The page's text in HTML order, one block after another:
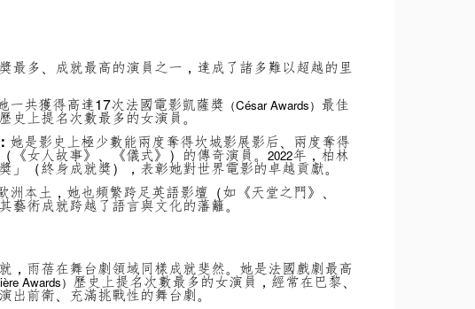
最多、成就最高的演員之一，達成了諸多難以超越的里
一共獲得高達17次法國電影凱薩獎 （César Awards） 最佳
史上提名次數最多的女演員。
她是影史上極少數能兩度奪得坎城影展影后、兩度奪得
《女人故事》、《儀式》）的傳奇演員。2022年，柏林
」（終身成就獎），表彰她對世界電影的卓越貢獻。
洲本土，她也頻繁跨足英語影壇（如《天堂之門》、
藝術成就跨越了語言與文化的藩籬。
，雨蓓在舞台劇領域同樣成就斐然。她是法國戲劇最高
Awards） 歷史上提名次數最多的女演員，經常在巴黎、
出前衛、充滿挑戰性的舞台劇。